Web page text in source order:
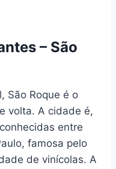
– São
São Roque é o
volta. A cidade é,
entre
famosa pelo
de vinícolas. A